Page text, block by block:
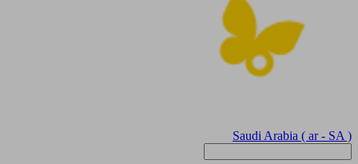
Saudi Arabia ( ar - SA )